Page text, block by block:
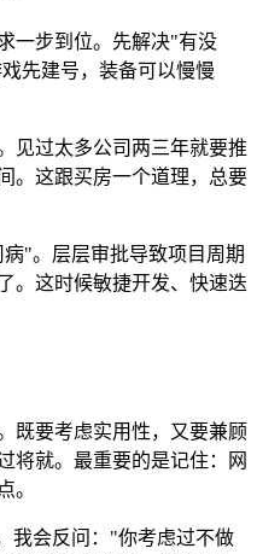
一步到位。先解决"有没
先建号，装备可以慢慢
见过太多公司两三年就要推
。这跟买房一个道理，总要
"。层层审批导致项目周期
。这时候敏捷开发、快速迭
既要考虑实用性，又要兼顾
将就。最重要的是记住：网
。
我会反问："你考虑过不做